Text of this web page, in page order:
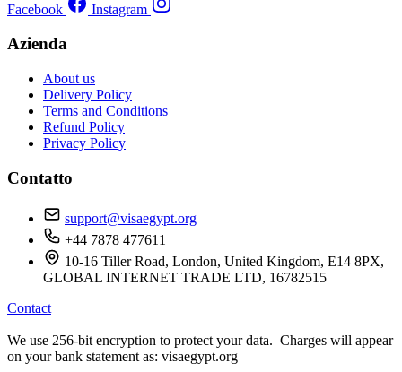
Facebook Instagram
Azienda
About us
Delivery Policy
Terms and Conditions
Refund Policy
Privacy Policy
Contatto
support@visaegypt.org
+44 7878 477611
10-16 Tiller Road, London, United Kingdom, E14 8PX,
GLOBAL INTERNET TRADE LTD, 16782515
Contact
We use 256-bit encryption to protect your data. Charges will appear
on your bank statement as: visaegypt.org